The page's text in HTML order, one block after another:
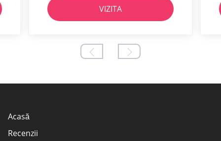
VIZITA
Acasă
Recenzii